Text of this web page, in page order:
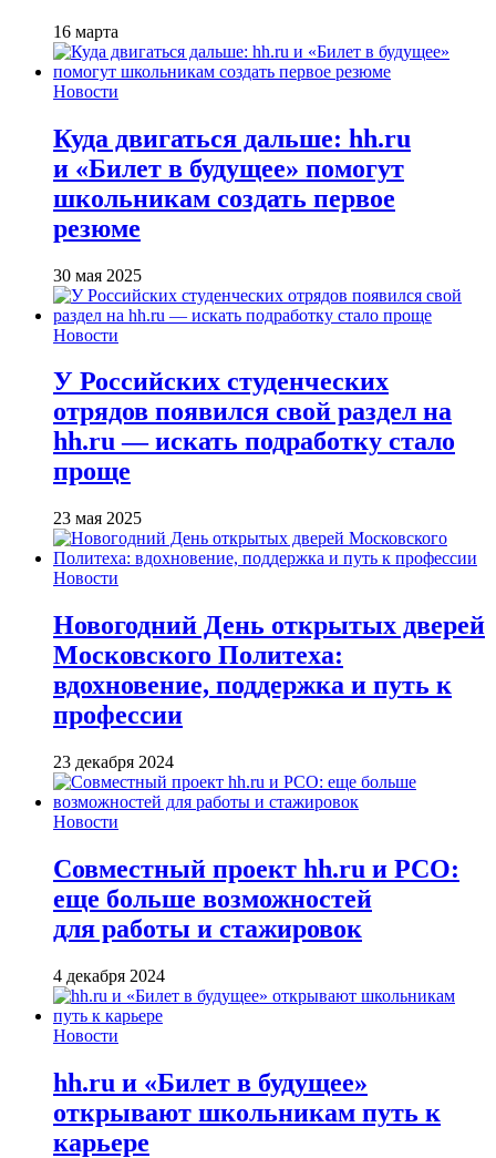
16 марта
Новости
Куда двигаться дальше: hh.ru
и «Билет в будущее» помогут
школьникам создать первое
резюме
30 мая 2025
Новости
У Российских студенческих
отрядов появился свой раздел на
hh.ru — искать подработку стало
проще
23 мая 2025
Новости
Новогодний День открытых дверей
Московского Политеха:
вдохновение, поддержка и путь к
профессии
23 декабря 2024
Новости
Совместный проект hh.ru и РСО:
еще больше возможностей
для работы и стажировок
4 декабря 2024
Новости
hh.ru и «Билет в будущее»
открывают школьникам путь к
карьере